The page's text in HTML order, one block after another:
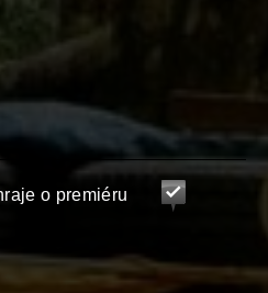
hraje o premiéru